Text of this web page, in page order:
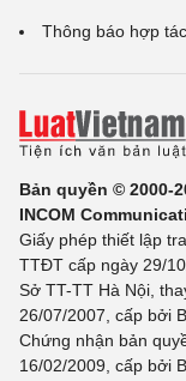
Thông báo hợp tác
Bản quyền © 2000-
INCOM
Giấy phép thiết lập
TTĐT cấp ngày 29/
Sở TT-TT Hà Nội,
26/07/2007, cấp bởi
Chứng nhận bản
16/02/2009, cấp bởi